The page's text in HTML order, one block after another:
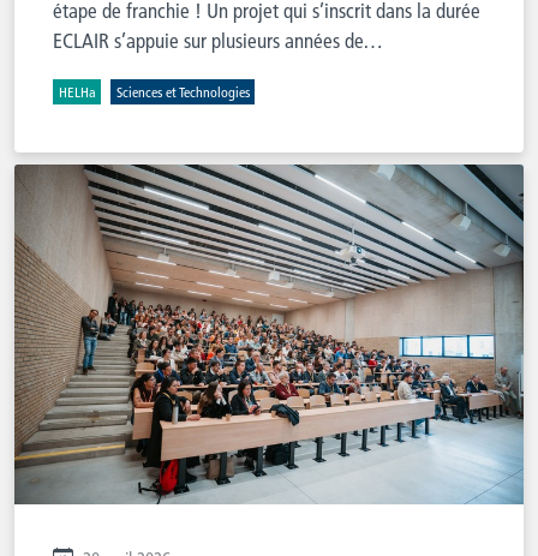
étape de franchie ! Un projet qui s’inscrit dans la durée
ECLAIR s’appuie sur plusieurs années de…
HELHa Sciences et Technologies